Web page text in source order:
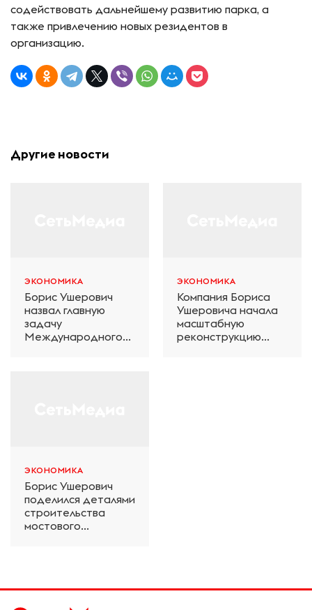
содействовать дальнейшему развитию парка, а
также привлечению новых резидентов в
организацию.
Другие новости
ЭКОНОМИКА
Борис Ушерович
назвал главную
задачу
Международного
ЭКОНОМИКА
Компания Бориса
Ушеровича начала
масштабную
реконструкцию
ЭКОНОМИКА
Борис Ушерович
поделился деталями
строительства
мостового